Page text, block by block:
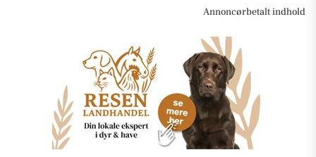
Annoncørbetalt indhold